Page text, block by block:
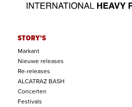
STORY'S
Markant
Nieuwe releases
Re-releases
ALCATRAZ BASH
Concerten
Festivals